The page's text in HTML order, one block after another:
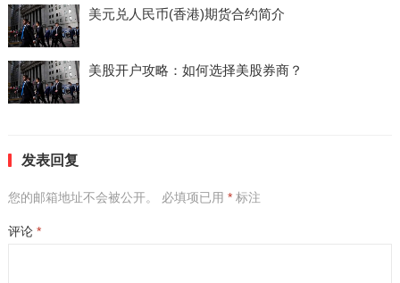
美元兑人民币(香港)期货合约简介
美股开户攻略：如何选择美股券商？
发表回复
您的邮箱地址不会被公开。 必填项已用 *标注
评论 *